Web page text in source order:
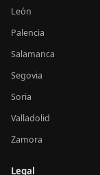
León
Palencia
Salamanca
Segovia
Soria
Valladolid
Zamora
Legal